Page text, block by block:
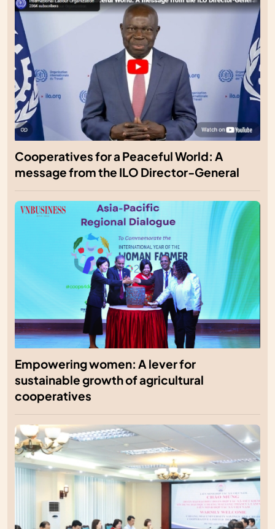
Cooperatives for a Peaceful World: A
message from the ILO Director-General
Empowering women: A lever for
sustainable growth of agricultural
cooperatives